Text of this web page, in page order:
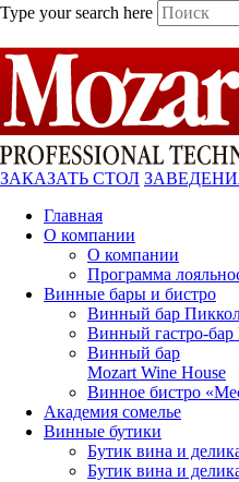
Type your search here
ЗАКАЗАТЬ СТОЛ
Главная
О компании
О компании
Программа
Винные бары и бистро
Винный бар
Винный гастро-бар
Винный бар
Mozart Wine House
Винное бистро
Академия сомелье
Винные бутики
Бутик вина и
Бутик вина и